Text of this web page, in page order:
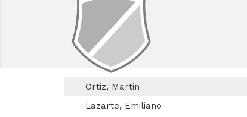
Ortiz, Martin
Lazarte, Emiliano